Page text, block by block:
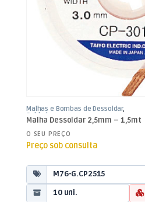
Malhas e Bombas de Dessoldar,
Soldadura
Malha Dessoldar 2,5mm – 1,5mt
O SEU PREÇO
Preço sob consulta
M76-G.CP2515
10 uni.